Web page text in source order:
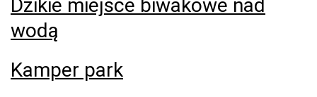
Dzikie miejsce biwakowe nad
wodą
Kamper park